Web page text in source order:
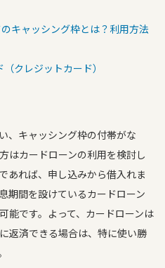
キャッシング枠とは？利用方法
クレジットカード）
、キャッシング枠の付帯がな
はカードローンの利用を検討し
あれば、申し込みから借入れま
期間を設けているカードローン
能です。よって、カードローンは
返済できる場合は、特に使い勝